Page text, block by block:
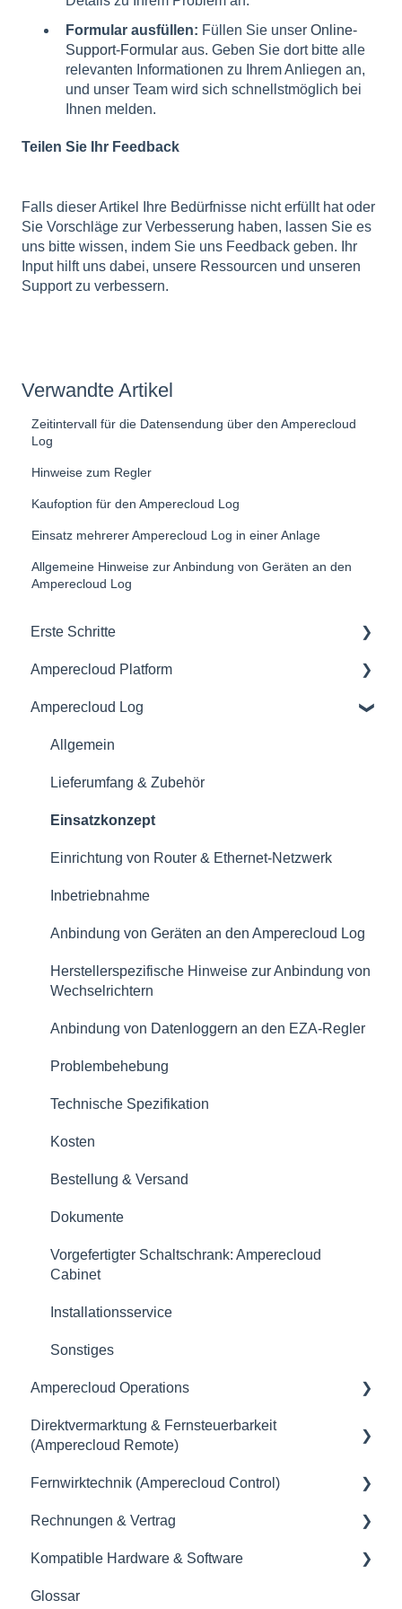
Formular ausfüllen: Füllen Sie unser Online-
Support-Formular aus. Geben Sie dort bitte alle
relevanten Informationen zu Ihrem Anliegen an,
und unser Team wird sich schnellstmöglich bei
Ihnen melden.
Teilen Sie Ihr Feedback
Falls dieser Artikel Ihre Bedürfnisse nicht erfüllt hat oder
Sie Vorschläge zur Verbesserung haben, lassen Sie es
uns bitte wissen, indem Sie uns Feedback geben. Ihr
Input hilft uns dabei, unsere Ressourcen und unseren
Support zu verbessern.
Verwandte Artikel
Zeitintervall für die Datensendung über den Amperecloud
Log
Hinweise zum Regler
Kaufoption für den Amperecloud Log
Einsatz mehrerer Amperecloud Log in einer Anlage
Allgemeine Hinweise zur Anbindung von Geräten an den
Amperecloud Log
Erste Schritte
Allgemein
Amperecloud Platform - Konto & Einstellungen
Amperecloud Platform - Neue Anlagen &
Amperecloud Platform
Allgemein
Zugriff & Benutzerverwaltung
Leitwarte
Monitoring
Dashboards
Status
Alarme
Tickets & CMMS
Fensteuerbarkeit
Datenlogger von Drittanbietern
Management & Daten
Anbindung
Ertragsverlust
Amperecloud Log
Allgemein
Lieferumfang & Zubehör
Einsatzkonzept
Einrichtung von Router & Ethernet-Netzwerk
Inbetriebnahme
Anbindung von Geräten an den Amperecloud Log
Herstellerspezifische Hinweise zur Anbindung von
Wechselrichtern
Anbindung von Datenloggern an den EZA-Regler
Problembehebung
Technische Spezifikation
Kosten
Bestellung & Versand
Dokumente
Vorgefertigter Schaltschrank: Amperecloud
Cabinet
Installationsservice
Sonstiges
Amperecloud Operations
Allgemein
Direktvermarktung & Fernsteuerbarkeit
(Amperecloud Remote)
Allgemein
Abrechnung & Auszahlung
Vertrag
Einrichtung von Direktvermarktung &
Fernwirktechnik (Amperecloud Control)
Allgemein
Amperecloud Control - Die Lösung für Ihre
Rechnungen & Vertrag
Vertrag
Rechnung
Kompatible Hardware & Software
Allgemeine Informationen
Glossar